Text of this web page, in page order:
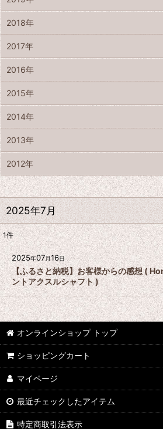
2025年7月
1件
2025年07月16日
【ふるさと納税】お客様からの感想 (
ントアクスルシャフト )
2018年
2017年
2016年
2015年
2014年
2013年
2012年
オンラインショップ トップ
ショッピングカート
マイページ
最近チェックしたアイテム
特定商取引法表示